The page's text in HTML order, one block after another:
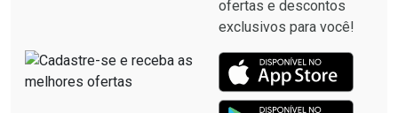
ofertas e descontos
exclusivos para você!